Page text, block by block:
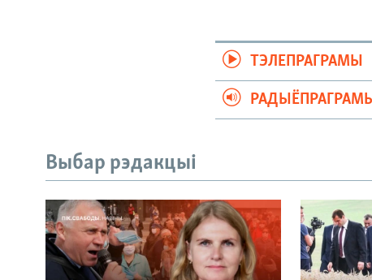
ТЭЛЕПРАГРАМЫ
РАДЫЁПРАГРАМЫ
Выбар рэдакцыі